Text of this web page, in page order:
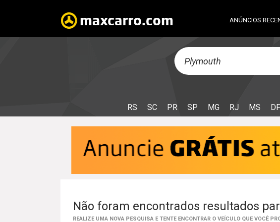
ANÚNCIOS
RS SC PR SP MG RJ MS DF
Não foram encontrados resultados
REALIZE UMA NOVA PESQUISA E TENTE ENCONTRAR O VEÍCULO QUE VOCÊ